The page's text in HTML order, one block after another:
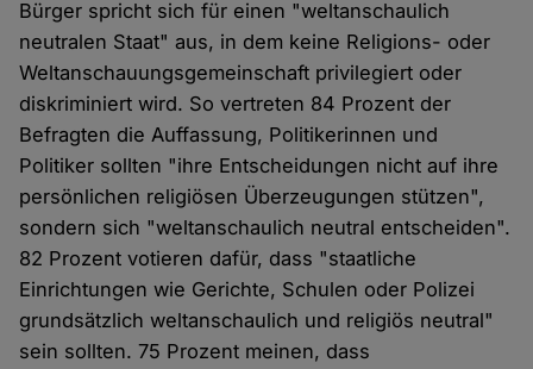
Bürger spricht sich für einen "weltanschaulich
neutralen Staat" aus, in dem keine Religions- oder
Weltanschauungsgemeinschaft privilegiert oder
diskriminiert wird. So vertreten 84 Prozent der
Befragten die Auffassung, Politikerinnen und
Politiker sollten "ihre Entscheidungen nicht auf ihre
persönlichen religiösen Überzeugungen stützen",
sondern sich "weltanschaulich neutral entscheiden".
82 Prozent votieren dafür, dass "staatliche
Einrichtungen wie Gerichte, Schulen oder Polizei
grundsätzlich weltanschaulich und religiös neutral"
sein sollten. 75 Prozent meinen, dass